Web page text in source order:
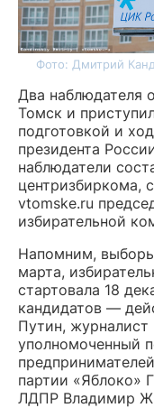
Фото: Дмитрий
Два наблюдателя
Томск и
подготовкой и
президента
наблюдатели
центризбиркома,
vtomske.ru
избирательной
Напомним,
марта,
стартовала 18
кандидатов —
Путин, журналист
уполномоченный
партии «Яблоко»
ЛДПР Владимир